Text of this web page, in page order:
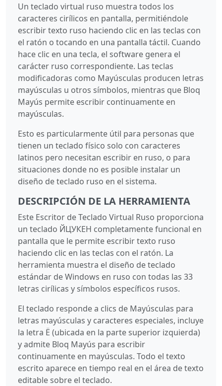
Un teclado virtual ruso muestra todos los
caracteres cirílicos en pantalla, permitiéndole
escribir texto ruso haciendo clic en las teclas con
el ratón o tocando en una pantalla táctil. Cuando
hace clic en una tecla, el software genera el
carácter ruso correspondiente. Las teclas
modificadoras como Mayúsculas producen letras
mayúsculas u otros símbolos, mientras que Bloq
Mayús permite escribir continuamente en
mayúsculas.
Esto es particularmente útil para personas que
tienen un teclado físico solo con caracteres
latinos pero necesitan escribir en ruso, o para
situaciones donde no es posible instalar un
diseño de teclado ruso en el sistema.
DESCRIPCIÓN DE LA HERRAMIENTA
Este Escritor de Teclado Virtual Ruso proporciona
un teclado ЙЦУКЕН completamente funcional en
pantalla que le permite escribir texto ruso
haciendo clic en las teclas con el ratón. La
herramienta muestra el diseño de teclado
estándar de Windows en ruso con todas las 33
letras cirílicas y símbolos específicos rusos.
El teclado responde a clics de Mayúsculas para
letras mayúsculas y caracteres especiales, incluye
la letra Ё (ubicada en la parte superior izquierda)
y admite Bloq Mayús para escribir
continuamente en mayúsculas. Todo el texto
escrito aparece en tiempo real en el área de texto
editable sobre el teclado.